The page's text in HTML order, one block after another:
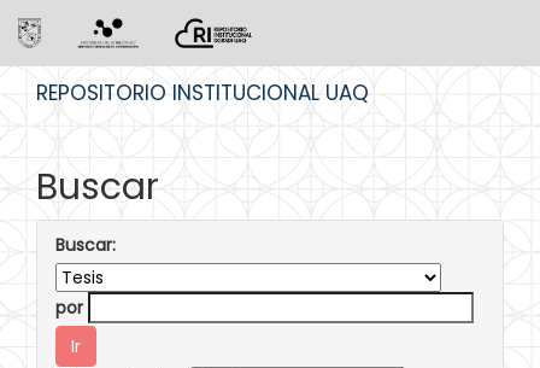
REPOSITORIO INSTITUCIONAL UAQ
Buscar
Buscar:
por